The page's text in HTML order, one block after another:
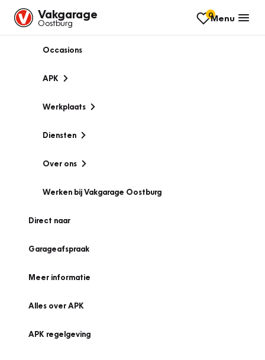
Vakgarage
Oostburg
0Menu
Occasions
APK
Werkplaats
Diensten
Over ons
Werken bij Vakgarage Oostburg
Direct naar
Garageafspraak
Meer informatie
Alles over APK
APK regelgeving